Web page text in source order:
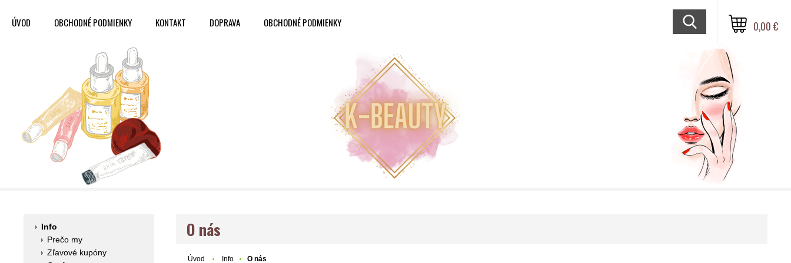
ÚVOD OBCHODNÉ PODMIENKY KONTAKT DOPRAVA OBCHODNÉ PODMIENKY 0,00 €
Info
Prečo my
Zľavové kupóny
O nás
Úvod Info O nás